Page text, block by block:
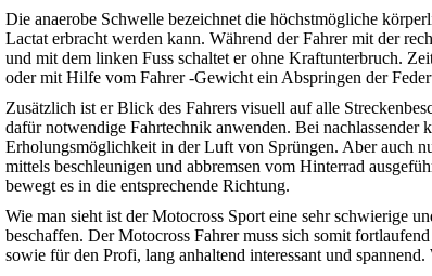
Die anaerobe Schwelle bezeichnet die höchstmögliche
Lactat erbracht werden kann. Während der Fahrer mit der
und mit dem linken Fuss schaltet er ohne Kraftunterbruch.
oder mit Hilfe vom Fahrer -Gewicht ein Abspringen der
Zusätzlich ist er Blick des Fahrers visuell auf alle
dafür notwendige Fahrtechnik anwenden. Bei
Erholungsmöglichkeit in der Luft von Sprüngen. Aber auch
mittels beschleunigen und abbremsen vom Hinterrad
bewegt es in die entsprechende Richtung.
Wie man sieht ist der Motocross Sport eine sehr schwierige
beschaffen. Der Motocross Fahrer muss sich somit
sowie für den Profi, lang anhaltend interessant und